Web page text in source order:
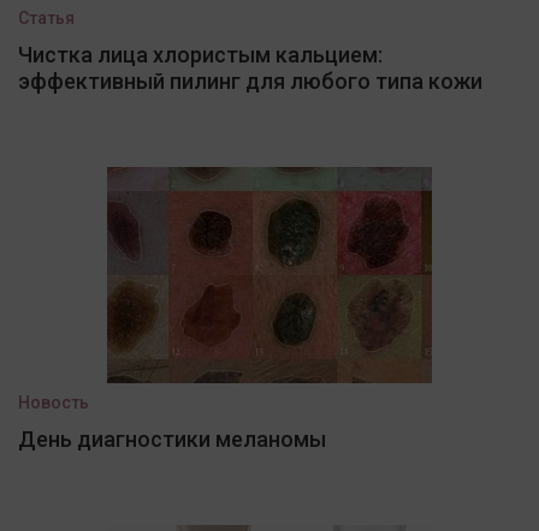
Статья
Чистка лица хлористым кальцием:
эффективный пилинг для любого типа кожи
Новость
День диагностики меланомы